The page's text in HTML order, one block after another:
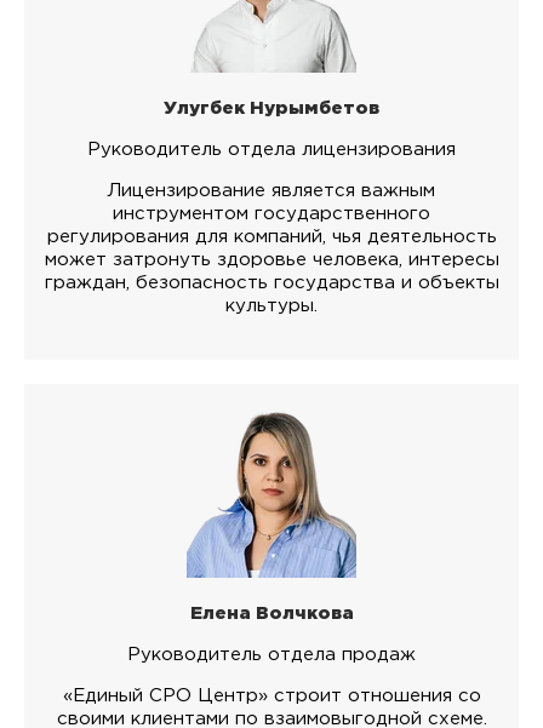
Улугбек Нурымбетов
Руководитель отдела лицензирования
Лицензирование является важным
инструментом государственного
регулирования для компаний, чья деятельность
может затронуть здоровье человека, интересы
граждан, безопасность государства и объекты
культуры.
Елена Волчкова
Руководитель отдела продаж
«Единый СРО Центр» строит отношения со
своими клиентами по взаимовыгодной схеме.